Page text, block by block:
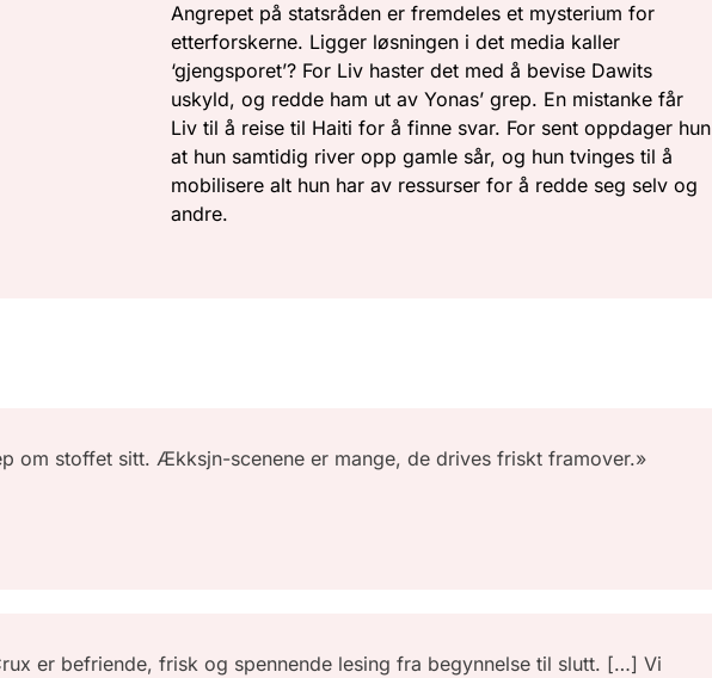
Angrepet på statsråden er fremdeles et mysterium for
etterforskerne. Ligger løsningen i det media kaller
‘gjengsporet’? For Liv haster det med å bevise Dawits
uskyld, og redde ham ut av Yonas’ grep. En mistanke får
Liv til å reise til Haiti for å finne svar. For sent oppdager hun
at hun samtidig river opp gamle sår, og hun tvinges til å
mobilisere alt hun har av ressurser for å redde seg selv og
andre.
om stoffet sitt. Ækksjn-scenene er mange, de drives friskt framover.»
er befriende, frisk og spennende lesing fra begynnelse til slutt. […] Vi